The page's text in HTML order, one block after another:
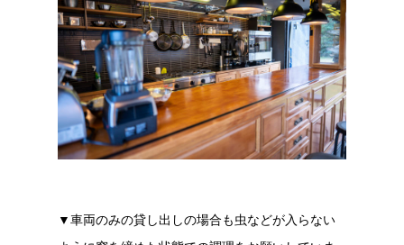
▼車両のみの貸し出しの場合も虫などが入らない